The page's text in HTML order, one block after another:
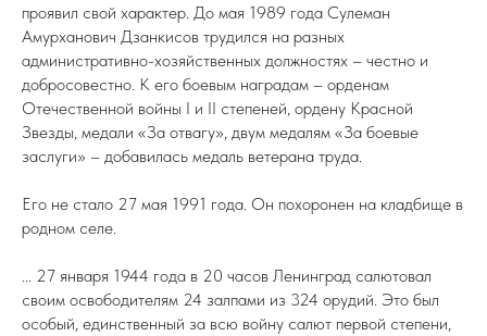
проявил свой характер. До мая 1989 года Сулеман
Амурханович Дзанкисов трудился на разных
административно-хозяйственных должностях – честно и
добросовестно. К его боевым наградам – орденам
Отечественной войны I и II степеней, ордену Красной
Звезды, медали «За отвагу», двум медалям «За боевые
заслуги» – добавилась медаль ветерана труда.
Его не стало 27 мая 1991 года. Он похоронен на кладбище в
родном селе.
... 27 января 1944 года в 20 часов Ленинград салютовал
своим освободителям 24 залпами из 324 орудий. Это был
особый, единственный за всю войну салют первой степени,